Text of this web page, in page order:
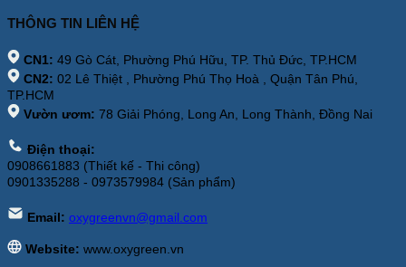
THÔNG TIN LIÊN HỆ
CN1: 49 Gò Cát, Phường Phú Hữu, TP. Thủ Đức, TP.HCM
CN2: 02 Lê Thiệt , Phường Phú Thọ Hoà , Quận Tân Phú,
TP.HCM
Vườn ươm: 78 Giải Phóng, Long An, Long Thành, Đồng Nai
Điện thoại:
0908661883 (Thiết kế - Thi công)
0901335288 - 0973579984 (Sản phẩm)
Email: oxygreenvn@gmail.com
Website: www.oxygreen.vn